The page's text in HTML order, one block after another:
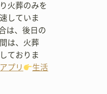
火葬のみを
していま
は、後日の
は、火葬
ておりま
プリ
生活